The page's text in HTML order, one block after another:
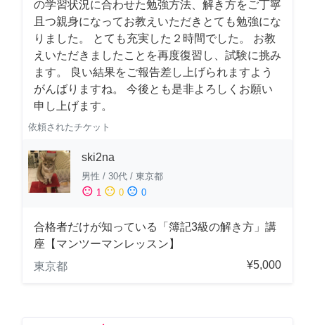
の学習状況に合わせた勉強方法、解き方をご丁寧
且つ親身になってお教えいただきとても勉強にな
りました。 とても充実した２時間でした。 お教
えいただきましたことを再度復習し、試験に挑み
ます。 良い結果をご報告差し上げられますよう
がんばりますね。 今後とも是非よろしくお願い
申し上げます。
依頼されたチケット
ski2na
男性 / 30代 / 東京都
sentiment_satisfied 1 sentiment_neutral 0 sentiment_dissatisfied 0
合格者だけが知っている「簿記3級の解き方」講
座【マンツーマンレッスン】
東京都
¥5,000